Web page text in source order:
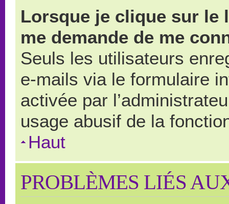
Lorsque je clique sur le
me demande de me
Seuls les utilisateurs
e-mails via le formulaire
activée par
usage abusif de la
Haut
PROBLÈMES LIÉS